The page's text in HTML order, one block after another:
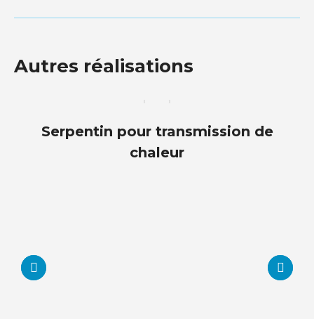
Autres réalisations
Serpentin pour transmission de
chaleur